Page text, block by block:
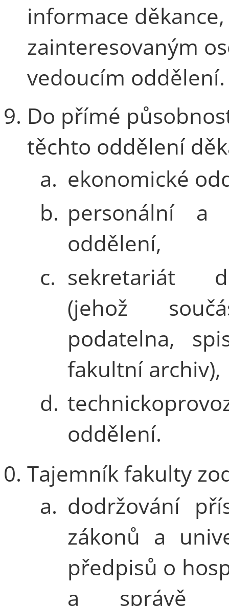
informace
zainteresovaným
vedoucím oddělení.
Do přímé
těchto oddělení
a. ekonomické
b. personální a
oddělení,
c. sekretariát
(jehož
podatelna,
fakultní archiv),
d.
oddělení.
Tajemník fakulty
a. dodržování
zákonů a
předpisů o
a správě